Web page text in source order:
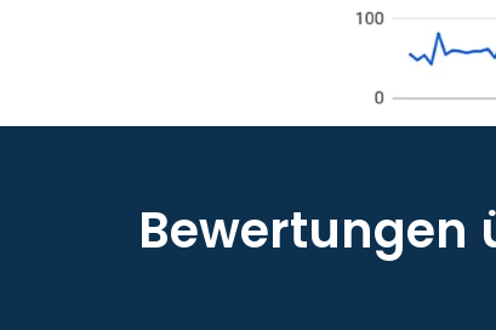
Bewertungen